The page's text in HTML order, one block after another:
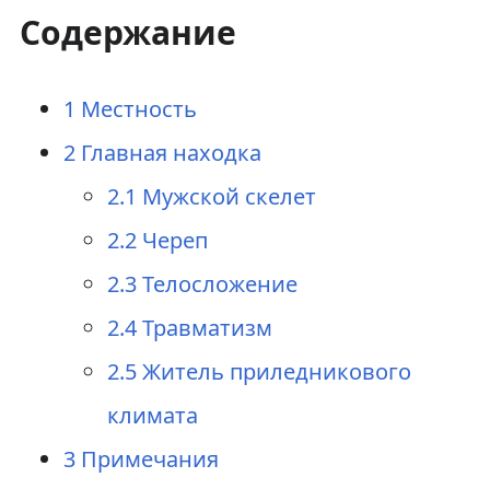
в
и
Содержание
1 Местность
2 Главная находка
2.1 Мужской скелет
2.2 Череп
2.3Телосложение
2.4Травматизм
2.5Житель приледникового
климата
3 Примечания